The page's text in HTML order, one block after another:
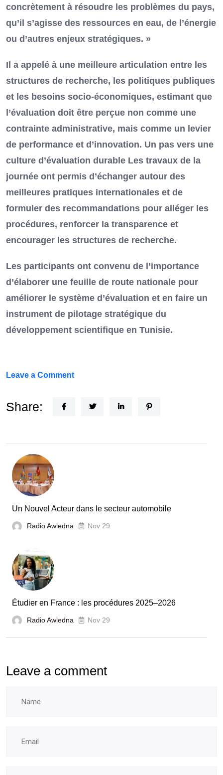
concrètement à résoudre les problèmes du pays,
qu’il s’agisse des ressources en eau, de l’énergie
ou d’autres enjeux stratégiques. »
Il a appelé à une meilleure articulation entre les
structures de recherche, les politiques publiques
et les besoins socio-économiques, estimant que
l’évaluation doit être perçue non comme une
contrainte administrative, mais comme un levier
de performance et d’innovation. Un pas vers une
culture d’évaluation durable Les travaux de la
journée ont permis d’échanger autour des
meilleures pratiques internationales et de
formuler des recommandations pour alléger les
procédures, renforcer la transparence et
encourager les structures de recherche.
Les participants ont convenu de l’importance
d’élaborer une feuille de route nationale pour
améliorer le système d’évaluation et en faire un
instrument de pilotage stratégique du
développement scientifique en Tunisie.
Leave a Commenton
Horizon
la
France
et
écoles
Share:
Un Nouvel Acteur dans le secteur automobile
Radio Awledna Nov 29
Étudier en France : les procédures 2025–2026
Radio Awledna Nov 29
Leave a comment